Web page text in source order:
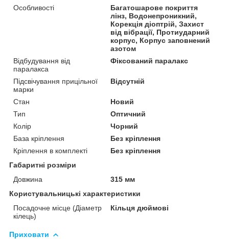
Особливості
Багатошарове покриття
лінз, Водонепроникний,
Корекція діоптрій, Захист
від вібрації, Протиударний
корпус, Корпус заповнений
азотом
Відбудування від
паралакса
Фіксований паралакс
Підсвічування прицільної
марки
Відсутній
Стан
Новий
Тип
Оптичний
Колір
Чорний
База кріплення
Без кріплення
Кріплення в комплекті
Без кріплення
Габаритні розміри
Довжина
315 мм
Користувальницькі характеристики
Посадочне місце (Діаметр
кілець)
Кільця дюймові
Приховати